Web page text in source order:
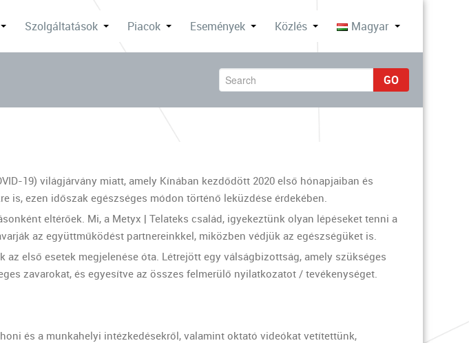
Szolgáltatások Piacok Események Közlés Magyar
GO
19) világjárvány miatt, amely Kínában kezdődött 2020 első hónapjaiban és
is, ezen időszak egészséges módon történő leküzdése érdekében.
eltérőek. Mi, a Metyx | Telateks család, igyekeztünk olyan lépéseket tenni a
az együttműködést partnereinkkel, miközben védjük az egészségüket is.
első esetek megjelenése óta. Létrejött egy válságbizottság, amely szükséges
zavarokat, és egyesítve az összes felmerülő nyilatkozatot / tevékenységet.
és a munkahelyi intézkedésekről, valamint oktató videókat vetítettünk,